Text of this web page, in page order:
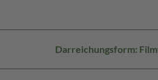
Darreichungsform: